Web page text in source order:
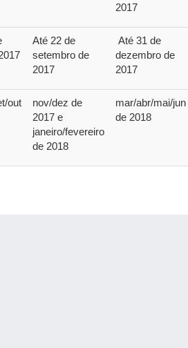
2017
Até 22 de
setembro de
2017
Até 31 de
dezembro de
2017
out
nov/dez de
2017 e
janeiro/fevereiro
de 2018
mar/abr/mai/jun
de 2018